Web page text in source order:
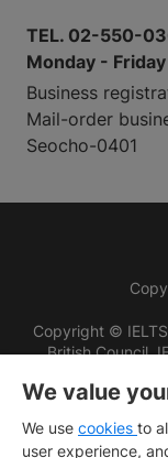
TEL. 02-550-
Monday -
Business
Mail-order
Seocho-0401
Copyright ©
British Council,
We value
We use cookies to
user experience,